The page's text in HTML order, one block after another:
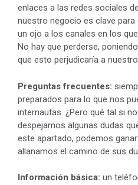
enlaces a las redes sociales
nuestro negocio es clave
un ojo a los canales en los
No hay que perderse,
que esto perjudicaría a
Preguntas frecuentes:
preparados para lo que nos
internautas. ¿Pero qué tal si
despejamos algunas dudas
este apartado, podemos
allanamos el camino de sus
Información básica: un